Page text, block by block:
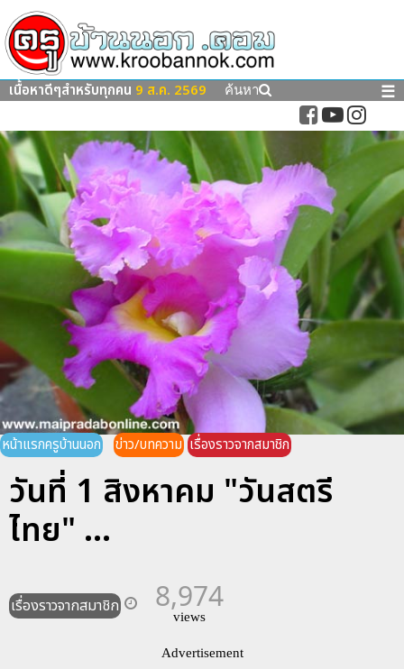
เนื้อหาดีๆสำหรับทุกคน 9 ส.ค. 2569 ค้นหา ☰
หน้าแรกครูบ้านนอก ข่าว/บทความ เรื่องราวจากสมาชิก
วันที่ 1 สิงหาคม "วันสตรี
ไทย" ...
เรื่องราวจากสมาชิก 8,974
views
Advertisement